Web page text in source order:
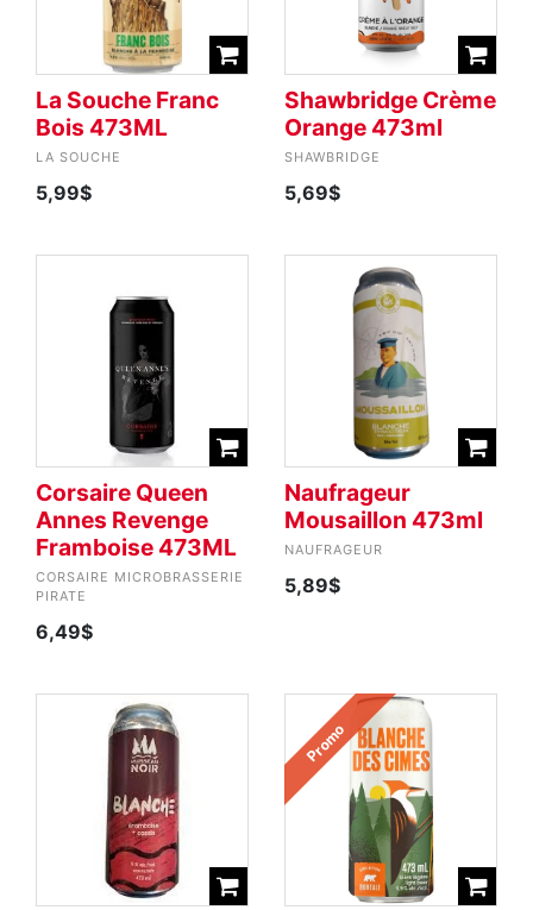
La Souche Franc
Bois 473ML
LA SOUCHE
5,99$
Shawbridge Crème
Orange 473ml
SHAWBRIDGE
5,69$
Corsaire Queen
Annes Revenge
Framboise 473ML
CORSAIRE MICROBRASSERIE
PIRATE
6,49$
Naufrageur
Mousaillon 473ml
NAUFRAGEUR
5,89$
Promo